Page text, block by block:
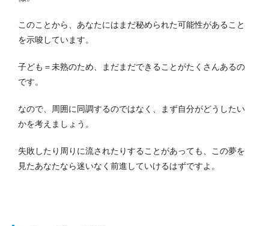
このことから、あなたにはまだ秘められた可能性があること
を示唆しています。
子ども＝未熟のため、まだまだできることがたくさんあるの
です。
なので、周囲に同調するのではなく、まず自分がどうしたい
かを考えましょう。
失敗したり周りに流されたりすることがあっても、この夢を
見たあなたなら迷いなく前進していけるはずですよ。